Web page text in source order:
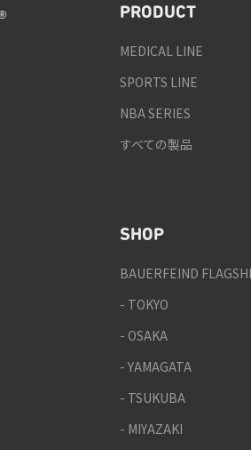
PRODUCT
MEDICAL LINE
SPORTS LINE
NBA SERIES
すべての製品
SHOP
BAUERFEIND
- TOKYO
- OSAKA
- YAMAGATA
- TSUKUBA
- MIYAZAKI